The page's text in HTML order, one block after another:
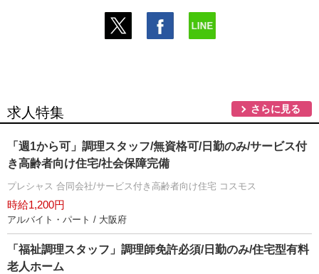
求人特集 さらに見る
「週1から可」調理スタッフ/無資格可/日勤のみ/サービス付
き高齢者向け住宅/社会保障完備
プレシャス 合同会社/サービス付き高齢者向け住宅 コスモス
時給1,200円
アルバイト・パート / 大阪府
「福祉調理スタッフ」調理師免許必須/日勤のみ/住宅型有料
老人ホーム